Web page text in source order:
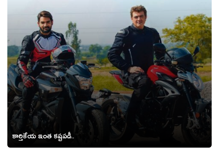
కార్తికేయ ఇంత క‌ష్ట‌ప‌డీ..